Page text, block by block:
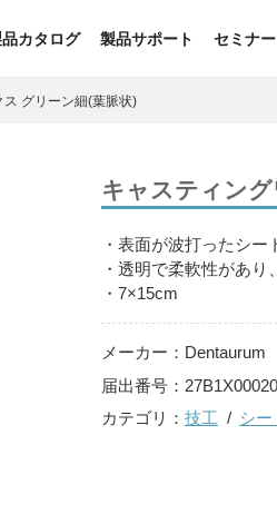
カタログ 製品サポート セミナー
グリーン細(葉脈状)
キャスティン
・表面が波打ったシー
・透明で柔軟性があり
・7×15cm
メーカー： Dentaurum
届出番号：
カテゴリ： 技工 シー